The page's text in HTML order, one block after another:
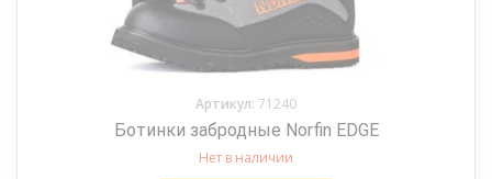
Артикул: 71240
Ботинки забродные Norfin EDGE
Нет в наличии